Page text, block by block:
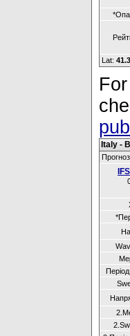
Lat:
Italy -
Прогноз